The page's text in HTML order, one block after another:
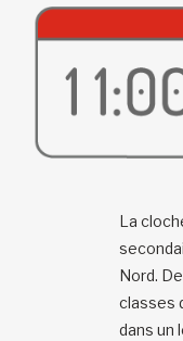
La
Nord.
classes
dans un